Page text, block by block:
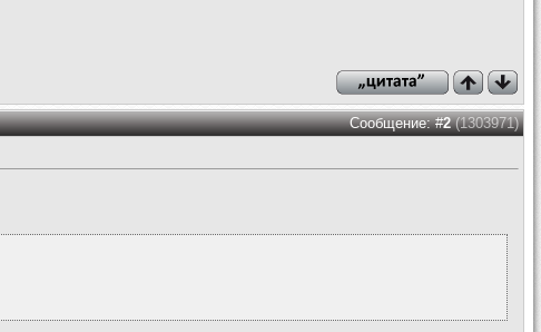
Сообщение: #2(1303971)